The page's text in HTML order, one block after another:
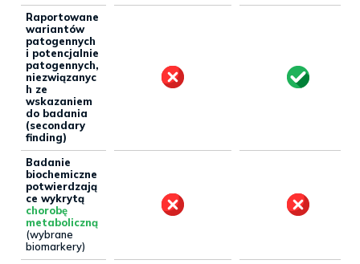
Raportowane
wariantów
patogennych
i potencjalnie
patogennych,
niezwiązanyc
h ze
wskazaniem
do badania
(secondary
finding)
Badanie
biochemiczne
potwierdzają
ce wykrytą
chorobę
metaboliczną
(wybrane
biomarkery)